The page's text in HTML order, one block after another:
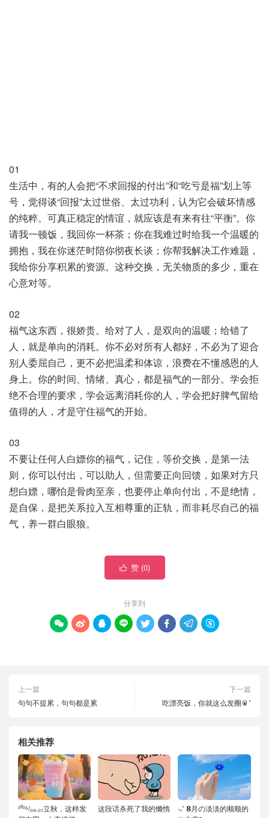
01
生活中，有的人会把“不求回报的付出”和“吃亏是福”划上等
号，觉得谈“回报”太过世俗、太过功利，认为它会破坏情感
的纯粹。可真正稳定的情谊，就应该是有来有往“平衡”。你
请我一顿饭，我回你一杯茶；你在我难过时给我一个温暖的
拥抱，我在你迷茫时陪你彻夜长谈；你帮我解决工作难题，
我给你分享积累的资源。这种交换，无关物质的多少，重在
心意对等。
02
福气这东西，很娇贵。给对了人，是双向的温暖；给错了
人，就是单向的消耗。你不必对所有人都好，不必为了迎合
别人委屈自己，更不必把温柔和体谅，浪费在不懂感恩的人
身上。你的时间、情绪、真心，都是福气的一部分。学会拒
绝不合理的要求，学会远离消耗你的人，学会把好脾气留给
值得的人，才是守住福气的开始。
03
不要让任何人白嫖你的福气，记住，等价交换，是第一法
则，你可以付出，可以助人，但需要正向回馈，如果对方只
想白嫖，哪怕是骨肉至亲，也要停止单向付出，不是绝情，
是自保，是把关系拉入互相尊重的正轨，而非耗尽自己的福
气，养一群白眼狼。
 赞 (0)
分享到
       
上一篇
句句不提累，句句都是累
下一篇
吃漂亮饭，你就这么发圈🥫˚
相关推荐
²⁰²⁶/₀₈.₀₇立秋，这样发
这段话杀死了我的懒惰
‧₊˚ 𝟴月の淡淡的顺顺的